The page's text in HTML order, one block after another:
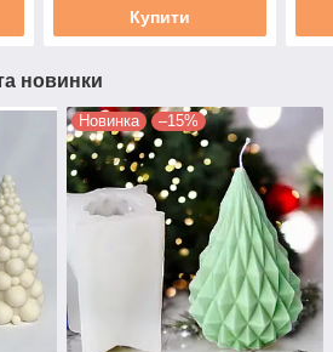
Купити
новинки
Новинка –15%